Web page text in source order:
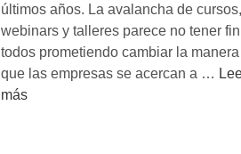
últimos años. La avalancha de cursos,
webinars y talleres parece no tener
todos prometiendo cambiar la manera
que las empresas se acercan a … D
más